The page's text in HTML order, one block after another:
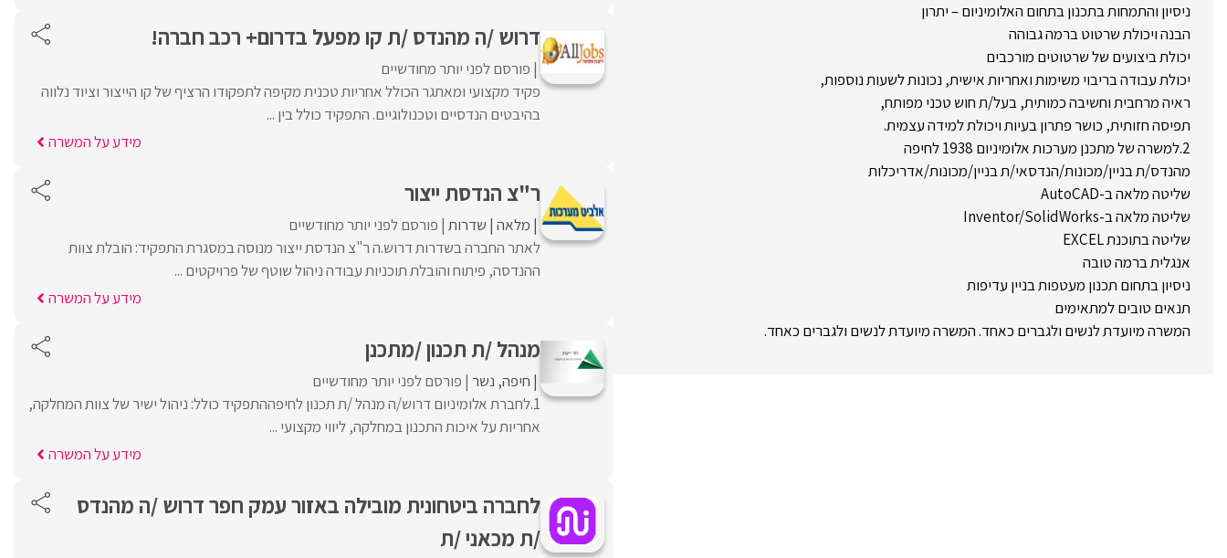
ניסיון והתמחות בתכנון בתחום האלומיניום – יתרון
הבנה ויכולת שרטוט ברמה גבוהה
יכולת ביצועים של שרטוטים מורכבים
יכולת עבודה בריבוי משימות ואחריות אישית, נכונות לשעות נוספות,
ראיה מרחבית וחשיבה כמותית, בעל/ת חוש טכני מפותח,
תפיסה חזותית, כושר פתרון בעיות ויכולת למידה עצמית.
2.למשרה של מתכנן מערכות אלומיניום 1938 לחיפה
מהנדס/ת בניין/מכונות/הנדסאי/ת בניין/מכונות/אדריכלות
שליטה מלאה ב-AutoCAD
שליטה מלאה ב-Inventor/SolidWorks
שליטה בתוכנת EXCEL
אנגלית ברמה טובה
ניסיון בתחום תכנון מעטפות בניין עדיפות
תנאים טובים למתאימים
המשרה מיועדת לנשים ולגברים כאחד. המשרה מיועדת לנשים ולגברים כאחד.
דרוש /ה מהנדס /ת קו מפעל בדרום+ רכב חברה!
פורסם לפני יותר מחודשיים
פקיד מקצועי ומאתגר הכולל אחריות טכנית מקיפה לתפקודו הרציף של קו הייצור וציוד נלווה
בהיבטים הנדסיים וטכנולוגיים. התפקיד כולל בין ...
מידע על המשרה
ר"צ הנדסת ייצור
מלאה שדרות פורסם לפני יותר מחודשיים
לאתר החברה בשדרות דרוש.ה ר"צ הנדסת ייצור מנוסה במסגרת התפקיד: הובלת צוות
ההנדסה, פיתוח והובלת תוכניות עבודה ניהול שוטף של פרויקטים ...
מידע על המשרה
מנהל /ת תכנון /מתכנן
חיפה נשר פורסם לפני יותר מחודשיים
1.לחברת אלומיניום דרוש/ה מנהל /ת תכנון לחיפההתפקיד כולל: ניהול ישיר של צוות המחלקה,
אחריות על איכות התכנון במחלקה, ליווי מקצועי ...
מידע על המשרה
לחברה ביטחונית מובילה באזור עמק חפר דרוש /ה מהנדס
/ת מכאני /ת